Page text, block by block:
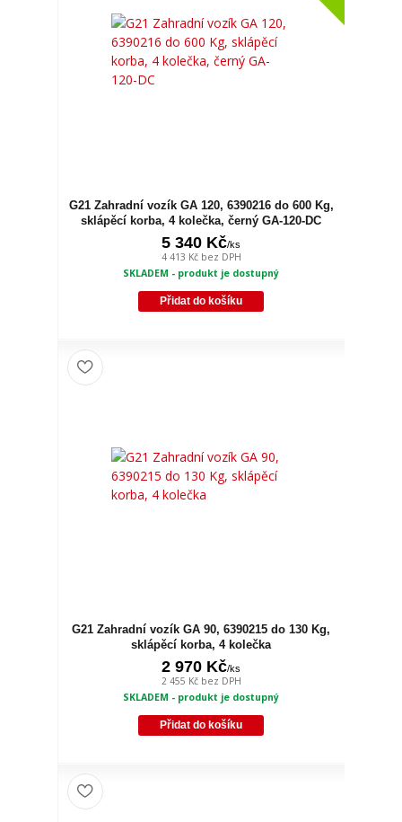
G21 Zahradní vozík GA 120, 6390216 do 600 Kg,
sklápěcí korba, 4 kolečka, černý GA-120-DC
5 340 Kč/ks
4 413 Kč bez DPH
SKLADEM - produkt je dostupný
Přidat do košíku
G21 Zahradní vozík GA 90, 6390215 do 130 Kg,
sklápěcí korba, 4 kolečka
2 970 Kč/ks
2 455 Kč bez DPH
SKLADEM - produkt je dostupný
Přidat do košíku